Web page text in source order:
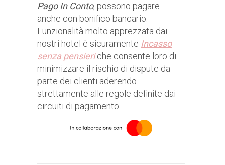
Pago In Conto, possono pagare
anche con bonifico bancario.
Funzionalità molto apprezzata dai
nostri hotel è sicuramente Incasso
senza pensieri che consente loro di
minimizzare il rischio di dispute da
parte dei clienti aderendo
strettamente alle regole definite dai
circuiti di pagamento.